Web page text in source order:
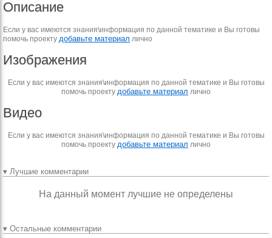
Описание
Если у вас имеются знания\информация по данной тематике и Вы готовы
помочь проекту добавьте материал лично
Изображения
Если у вас имеются знания\информация по данной тематике и Вы готовы
помочь проекту добавьте материал лично
Видео
Если у вас имеются знания\информация по данной тематике и Вы готовы
помочь проекту добавьте материал лично
▾ Лучшие комментарии
На данный момент лучшие не определены
▾ Остальные комментарии